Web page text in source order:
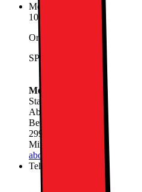
Mobilt Bredband Obegränsat
100kr i månadsrabatt vid 12
Ord pris 399kr
SPARA 1500:- Vid köp av ett
5G Router ingår!
Obegränsad Surf
Mobilt Bredband
Startavgift
Abonnemang
/mån
Betala nu
299.-
Minsta totala kostnad 19065
abonnemang
Tele2 Bredband via